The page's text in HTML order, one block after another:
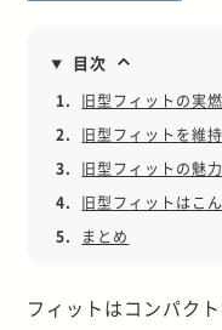
目次
1.
旧型フィットの実
2.
旧型フィットを維
3.
旧型フィットの魅力
4.
旧型フィットはこ
5.
まとめ
フィットはコンパク